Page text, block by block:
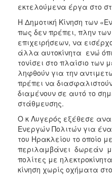
εκτελούμενα έργα στο
Η Δημοτική Κίνηση των
πως δεν πρέπει, πλην
επιχειρήσεων, να
άλλα αυτοκίνητα ενώ
τονίσει στο πλαίσιο των
ληφθούν για την
πρέπει να
διαμένουν σε αυτό το
στάθμευσης.
Ο κ Λυγερός εξέθεσε
Ενεργών Πολιτών για
του Ηρακλείου το οποίο
περιλαμβάνει δωρεάν
πολίτες με
κίνηση χωρίς οχήματα